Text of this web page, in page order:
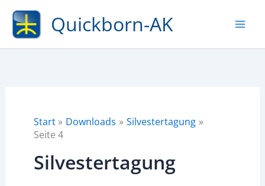
Zum
Inhalt
springen
Quickborn-AK
Start Downloads
Silvestertagung
Seite 4
Silvestertagung